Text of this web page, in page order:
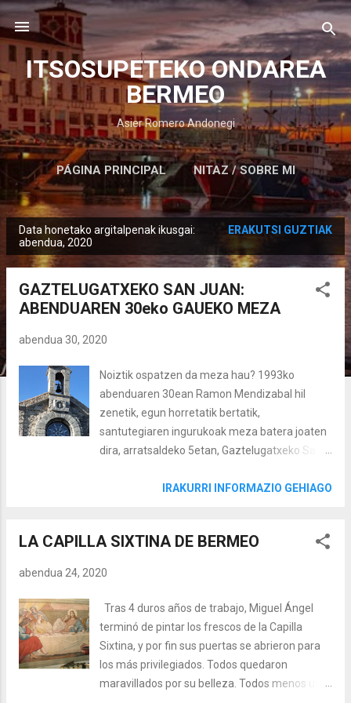
Saltatu eta joan eduki nagusira
ITSOSUPETEKO ONDAREA
BERMEO
Asier Romero Andonegi
PÁGINA PRINCIPAL NITAZ / SOBRE MI
M
e
Data honetako argitalpenak ikusgai:
abendua, 2020
ERAKUTSI GUZTIAK
GAZTELUGATXEKO SAN JUAN:
ABENDUAREN 30eko GAUEKO MEZA
abendua 30, 2020
Noiztik ospatzen da meza hau? 1993ko
abenduaren 30ean Ramon Mendizabal hil
zenetik, egun horretatik bertatik,
santutegiaren ingurukoak meza batera joaten
dira, arratsaldeko 5etan, Gaztelugatxeko San
Amaitzen denean, gaua izaten da, eta
Juanetik jaitsi eta etxera itzuli aurretik. San
izan dadin munduan. San Juani buruzko beste
sarrera batean esan dizuedan bezala,
santutegia berreraiki eta 1980an berriz
inauguratu ondoren, Doniene Santutegiko
Zaintzaile Taldea Batzordea eratu zen, orduko
IRAKURRI INFORMAZIO GEHIAGO
LA CAPILLA SIXTINA DE BERMEO
abendua 24, 2020
Tras 4 duros años de trabajo, Miguel Ángel
terminó de pintar los frescos de la Capilla
Sixtina, y por fin sus puertas se abrieron para
los más privilegiados. Todos quedaron
maravillados por su belleza. Todos menos uno,